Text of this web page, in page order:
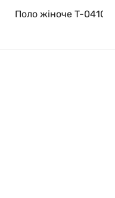
Поло жіноче T-0410